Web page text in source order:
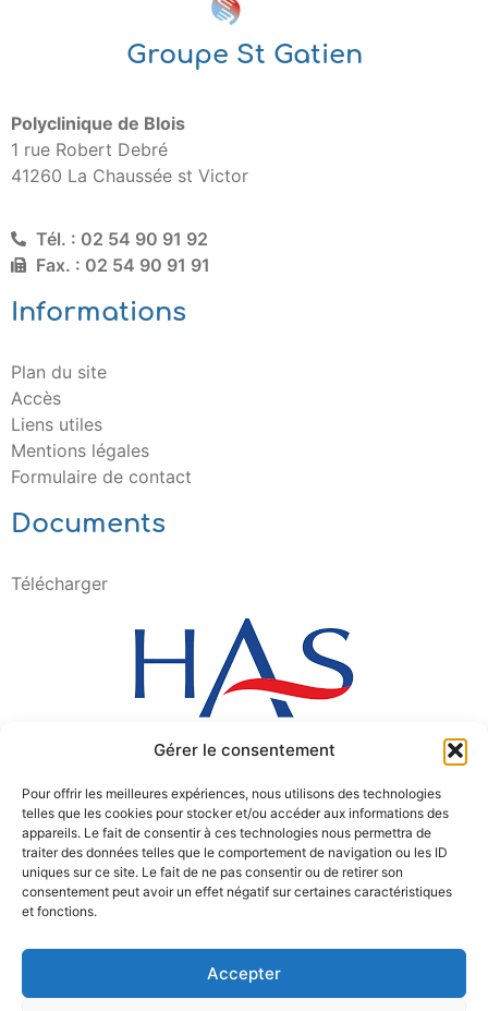
Gérer le consentement
Pour offrir les meilleures expériences, nous utilisons des technologies
telles que les cookies pour stocker et/ou accéder aux informations des
appareils. Le fait de consentir à ces technologies nous permettra de
traiter des données telles que le comportement de navigation ou les ID
uniques sur ce site. Le fait de ne pas consentir ou de retirer son
consentement peut avoir un effet négatif sur certaines caractéristiques
et fonctions.
Accepter
Groupe St Gatien
Polyclinique de Blois
1 rue Robert Debré
41260 La Chaussée st Victor
Tél. : 02 54 90 91 92
Fax. : 02 54 90 91 91
Informations
Plan du site
Accès
Liens utiles
Mentions légales
Formulaire de contact
Documents
Télécharger